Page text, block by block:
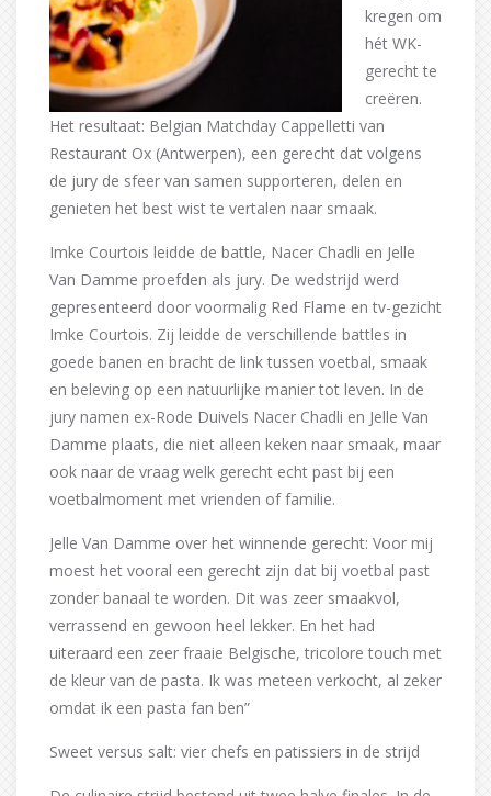
kregen om
hét WK-
gerecht te
creëren.
Het resultaat: Belgian Matchday Cappelletti van
Restaurant Ox (Antwerpen), een gerecht dat volgens
de jury de sfeer van samen supporteren, delen en
genieten het best wist te vertalen naar smaak.
Imke Courtois leidde de battle, Nacer Chadli en Jelle
Van Damme proefden als jury. De wedstrijd werd
gepresenteerd door voormalig Red Flame en tv-gezicht
Imke Courtois. Zij leidde de verschillende battles in
goede banen en bracht de link tussen voetbal, smaak
en beleving op een natuurlijke manier tot leven. In de
jury namen ex-Rode Duivels Nacer Chadli en Jelle Van
Damme plaats, die niet alleen keken naar smaak, maar
ook naar de vraag welk gerecht echt past bij een
voetbalmoment met vrienden of familie.
Jelle Van Damme over het winnende gerecht: Voor mij
moest het vooral een gerecht zijn dat bij voetbal past
zonder banaal te worden. Dit was zeer smaakvol,
verrassend en gewoon heel lekker. En het had
uiteraard een zeer fraaie Belgische, tricolore touch met
de kleur van de pasta. Ik was meteen verkocht, al zeker
omdat ik een pasta fan ben”
Sweet versus salt: vier chefs en patissiers in de strijd